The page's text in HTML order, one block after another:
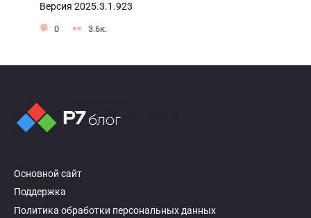
Версия 2025.3.1.923
0 3.6к.
Основной сайт
Поддержка
Политика обработки персональных данных